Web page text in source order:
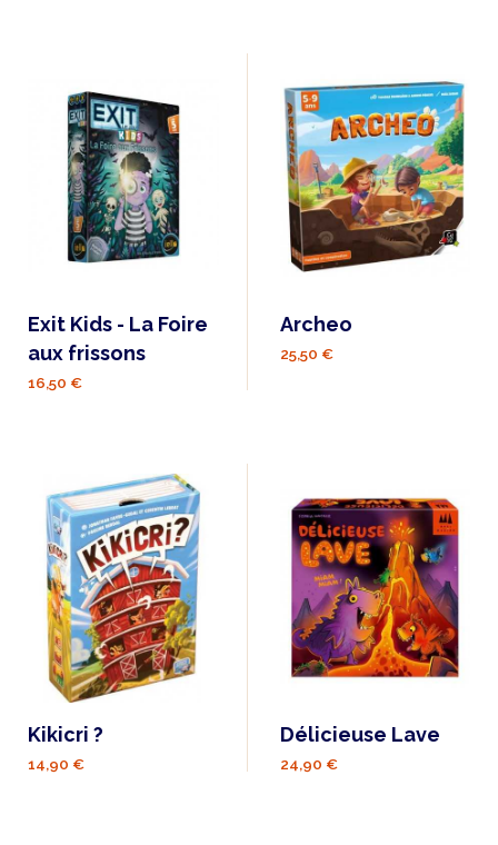
Exit Kids - La Foire
aux frissons
16,50 €
Archeo
25,50 €
Kikicri ?
14,90 €
Délicieuse Lave
24,90 €